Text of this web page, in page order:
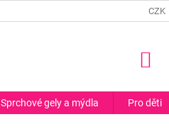
CZK
Sprchové gely a mýdla Pro děti